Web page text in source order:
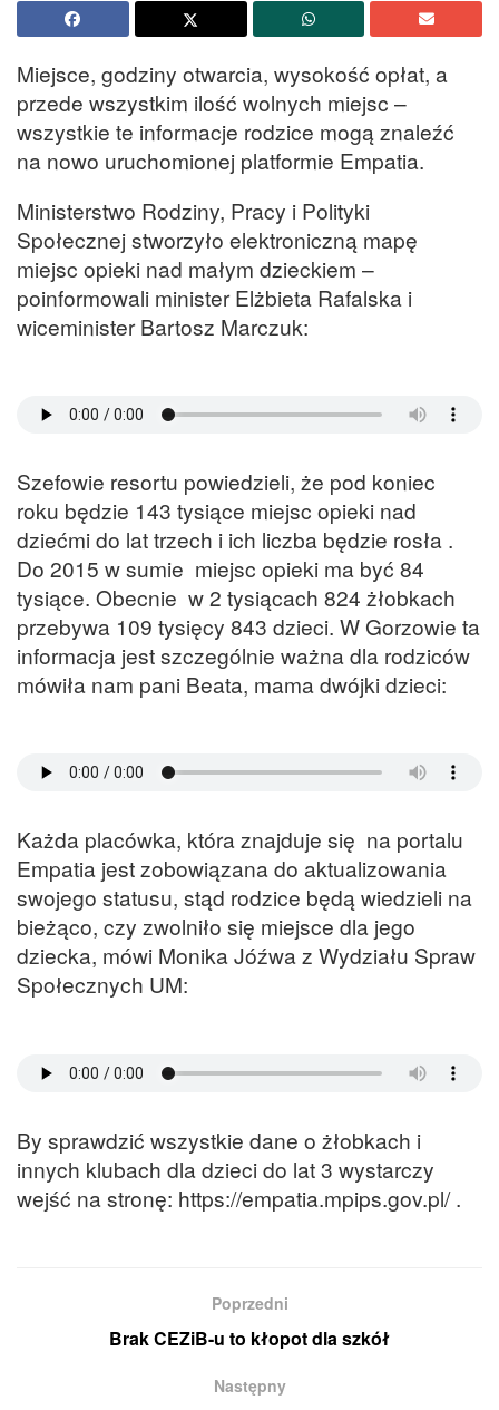
Miejsce, godziny otwarcia, wysokość opłat, a
przede wszystkim ilość wolnych miejsc –
wszystkie te informacje rodzice mogą znaleźć
na nowo uruchomionej platformie Empatia.
Ministerstwo Rodziny, Pracy i Polityki
Społecznej stworzyło elektroniczną mapę
miejsc opieki nad małym dzieckiem –
poinformowali minister Elżbieta Rafalska i
wiceminister Bartosz Marczuk:
Szefowie resortu powiedzieli, że pod koniec
roku będzie 143 tysiące miejsc opieki nad
dziećmi do lat trzech i ich liczba będzie rosła .
Do 2015 w sumie miejsc opieki ma być 84
tysiące. Obecnie w 2 tysiącach 824 żłobkach
przebywa 109 tysięcy 843 dzieci. W Gorzowie ta
informacja jest szczególnie ważna dla rodziców
mówiła nam pani Beata, mama dwójki dzieci:
Każda placówka, która znajduje się na portalu
Empatia jest zobowiązana do aktualizowania
swojego statusu, stąd rodzice będą wiedzieli na
bieżąco, czy zwolniło się miejsce dla jego
dziecka, mówi Monika Jóźwa z Wydziału Spraw
Społecznych UM:
By sprawdzić wszystkie dane o żłobkach i
innych klubach dla dzieci do lat 3 wystarczy
wejść na stronę: https://empatia.mpips.gov.pl/ .
Poprzedni
Brak CEZiB-u to kłopot dla szkół
Następny